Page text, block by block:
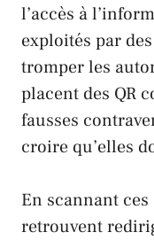
l’accès à
exploités par
tromper les
placent des QR
fausses
croire qu’elles
En scannant
retrouvent